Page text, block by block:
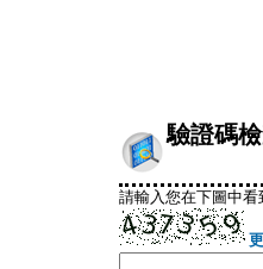
驗證碼
請輸入您在下圖中